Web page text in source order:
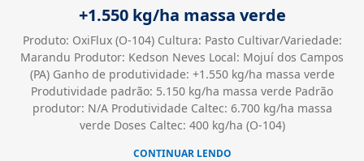
+1.550 kg/ha massa verde
Produto: OxiFlux (O-104) Cultura: Pasto Cultivar/Variedade:
Marandu Produtor: Kedson Neves Local: Mojuí dos Campos
(PA) Ganho de produtividade: +1.550 kg/ha massa verde
Produtividade padrão: 5.150 kg/ha massa verde Padrão
produtor: N/A Produtividade Caltec: 6.700 kg/ha massa
verde Doses Caltec: 400 kg/ha (O-104)
CONTINUAR LENDO